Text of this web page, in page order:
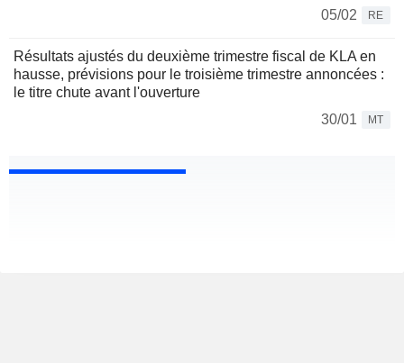
05/02
RE
Résultats ajustés du deuxième trimestre fiscal de KLA en
hausse, prévisions pour le troisième trimestre annoncées :
le titre chute avant l'ouverture
30/01
MT